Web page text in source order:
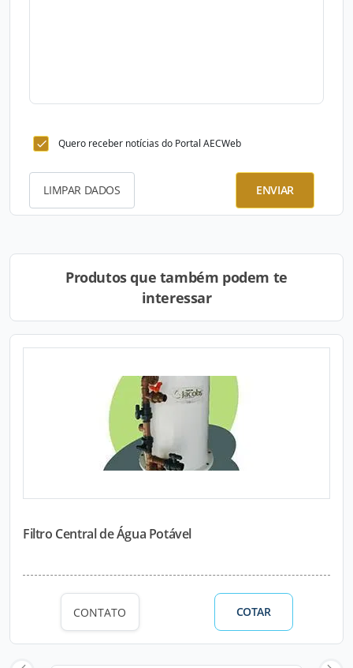
Quero receber notícias do Portal AECWeb
LIMPAR DADOS ENVIAR
Produtos que também podem te
interessar
Filtro Central de Água Potável
CONTATO COTAR